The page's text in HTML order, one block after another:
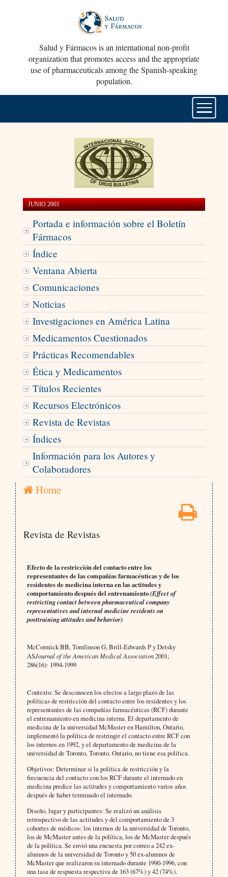
Salud y Fármacos is an international non-profit
organization that promotes access and the appropriate
use of pharmaceuticals among the Spanish-speaking
population.
JUNIO 2001
Portada e información sobre el Boletín
Fármacos
Índice
Ventana Abierta
Comunicaciones
Noticias
Investigaciones en América Latina
Medicamentos Cuestionados
Prácticas Recomendables
Ética y Medicamentos
Títulos Recientes
Recursos Electrónicos
Revista de Revistas
Índices
Información para los Autores y
Colaboradores
Home
Revista de Revistas
Efecto de la restricción del contacto entre los
representantes de las compañías farmacéuticas y de los
residentes de medicina interna en las actitudes y
comportamiento después del entrenamiento(Effect of
restricting contact between pharmaceutical company
representatives and internal medicine residents on
posttraining attitudes and behavior)
McCormick BB, Tomlinson G, Brill-Edwards P y Detsky
ASJournal of the American Medical Association2001;
286(16): 1994-1999
Contexto: Se desconocen los efectos a largo plazo de las
políticas de restricción del contacto entre los residentes y los
representantes de las compañías farmacéuticas (RCF) durante
el entrenamiento en medicina interna. El departamento de
medicina de la universidad McMaster en Hamilton, Ontario,
implementó la política de restringir el contacto entre RCF con
los internos en 1992, y el departamento de medicina de la
universidad de Toronto, Toronto, Ontario, no tiene esa política.
Objetivos: Determinar si la política de restricción y la
frecuencia del contacto con los RCF durante el internado en
medicina predice las actitudes y comportamiento varios años
después de haber terminado el internado.
Diseño, lugar y participantes: Se realizó un análisis
retrospectivo de las actitudes y del comportamiento de 3
cohortes de médicos: los internos de la universidad de Toronto,
los de McMaster antes de la política, los de McMaster después
de la política. Se envió una encuesta por correo a 242 ex-
alumnos de la universidad de Toronto y 50 ex-alumnos de
McMaster que realizaron su internado durante 1990-1996, con
una tasa de respuesta respectiva de 163 (67%) y 42 (74%).